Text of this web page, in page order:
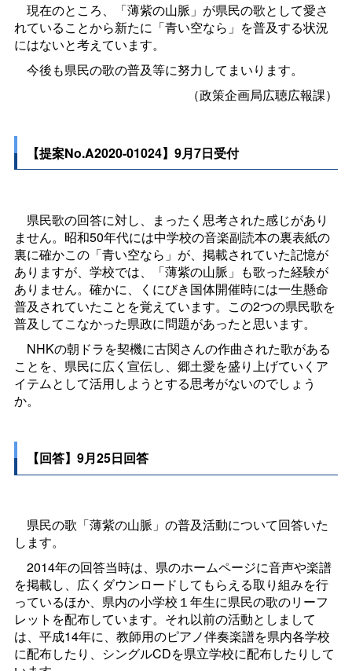
現在のところ、「薄紫の山脈」が県民の歌として愛さ
れていることから新たに「青い空なら」を普及する状況
にはないと考えています。
今後も県民の歌の普及等に努力してまいります。
（政策企画局広聴広報課）
【提案No.A2020-01024】9月7日受付
県民歌の回答に対し、まったく思考された感じがあり
ません。昭和50年代には中学校の音楽副読本の裏表紙の
裏に確かこの「青い空なら」が、掲載されていた記憶が
ありますが、学校では、「薄紫の山脈」も歌った経験が
ありません。確かに、くにびき国体開催時には一生懸命
普及されていたことを覚えています。この2つの県民歌を
普及してこなかった県政に問題があったと思います。
NHKの朝ドラを契機に古関さんの作曲された歌がある
ことを、県民に広く宣伝し、郷土愛を盛り上げていくア
イテムとして活用しようとする思考がないのでしょう
か。
【回答】9月25日回答
県民の歌「薄紫の山脈」の普及活動について回答いた
します。
2014年の回答当時は、県のホームページに音声や楽譜
を掲載し、広くダウンロードしてもらえる取り組みを行
っているほか、県内の小学校１年生に県民の歌のリーフ
レットを配布しています。それ以前の活動としまして
は、平成14年に、教師用のピアノ伴奏楽譜を県内各学校
に配布したり、シングルCDを県立学校に配布したりして